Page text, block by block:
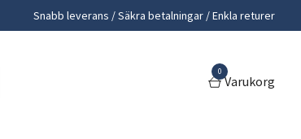
Snabb leverans / Säkra betalningar / Enkla returer
0
Varukorg